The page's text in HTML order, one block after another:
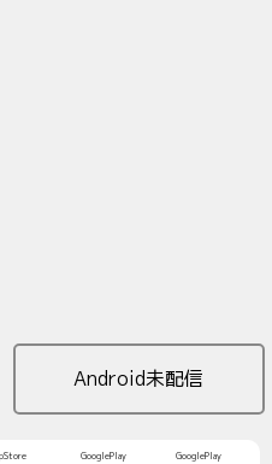
Android未配信
GooglePlay GooglePlay